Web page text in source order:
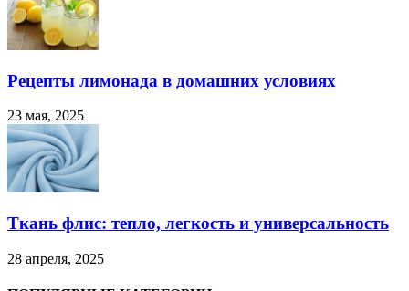
Рецепты лимонада в домашних условиях
23 мая, 2025
Ткань флис: тепло, легкость и универсальность
28 апреля, 2025